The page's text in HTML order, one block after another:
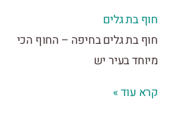
בת גלים
בת גלים בחיפה – החוף הכי
בעיר יש
עוד »